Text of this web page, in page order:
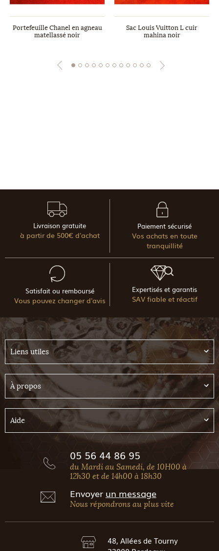
Portefeuille Chanel en agneau
matellassé noir
Sac Louis Vuitton L cuir
mahina noir
Livraison gratuite
à partir de 500€ d'achat
Paiement sécurisé
Vos achats en toute
tranquillité
Satisfait ou remboursé
Vous pouvez changer d'avis
Expertisés et garantis
SAV fiable et réactif
Liens utiles
À propos
Aide
05 56 44 86 95
du Mardi au Samedi, de 10H00 à
12h30 et de 14h00 à 18h30
Envoyer un message
Nous répondrons au plus vite
48, Allées de Tourny